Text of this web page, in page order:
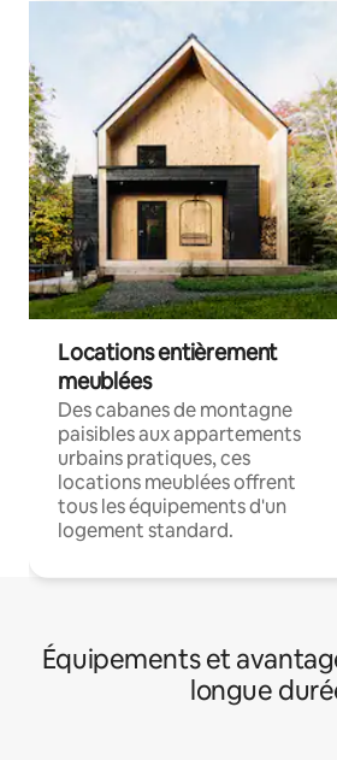
Locations entièrement
meublées
Des cabanes de montagne
paisibles aux appartements
urbains pratiques, ces
locations meublées offrent
tous les équipements d'un
logement standard.
Équipements et
longue